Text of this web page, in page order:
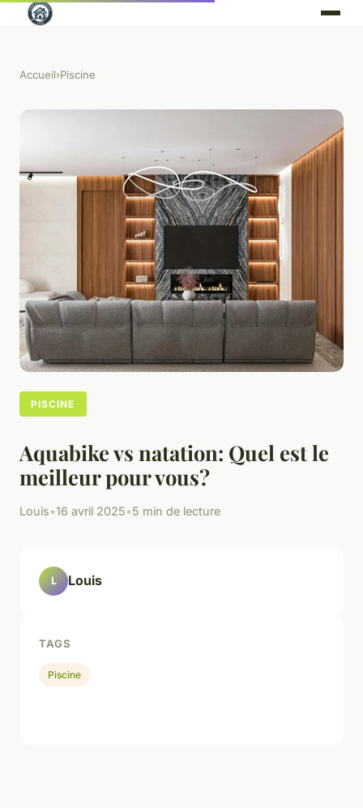
Accueil›Piscine
PISCINE
Aquabike vs natation: Quel est le
meilleur pour vous?
Louis•16 avril 2025•5 min de lecture
L Louis
TAGS
Piscine